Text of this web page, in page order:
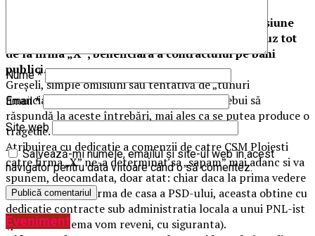
PLOIEŞTI) au fost cazati, peste noapte, la o pensiune
din zona, fiind recuperati, pe ziua, de un microbuz tot
de la firma „X”, beneficiara a contractului pe bani
publici.
Greşeli, simple omisiuni sau tentativă de „tunuri
financiare”? Autorităţile competente vor trebui să
răspundă la aceste întrebări, mai ales ca se putea produce o
tragedie.
Atribuirea cu dedicatie a comenzii de catre CSM Ploiesti
catre firma „X” ne-a determinat sa „sapam” mai adanc si va
spunem, deocamdata, doar atat: chiar daca la prima vedere
firma „X” pare o firma de casa a PSD-ului, aceasta obtine cu
dedicatie contracte sub administratia locala a unui PNL-ist
(pe aceasta tema vom reveni, cu siguranta).
Nume*
Email*
Site web
Salvează-mi numele, emailul și site-ul web în acest
navigator pentru data viitoare când o să comentez.
Eveniment